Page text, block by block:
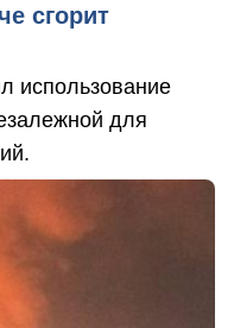
сгорит
использование
для